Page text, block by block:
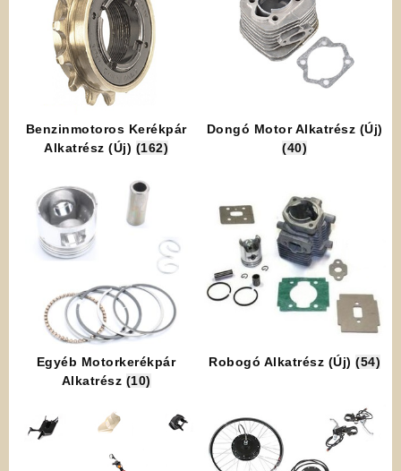
Benzinmotoros Kerékpár
Alkatrész (Új) (162)
Dongó Motor Alkatrész (Új)
(40)
Egyéb Motorkerékpár
Alkatrész (10)
Robogó Alkatrész (Új)(54)